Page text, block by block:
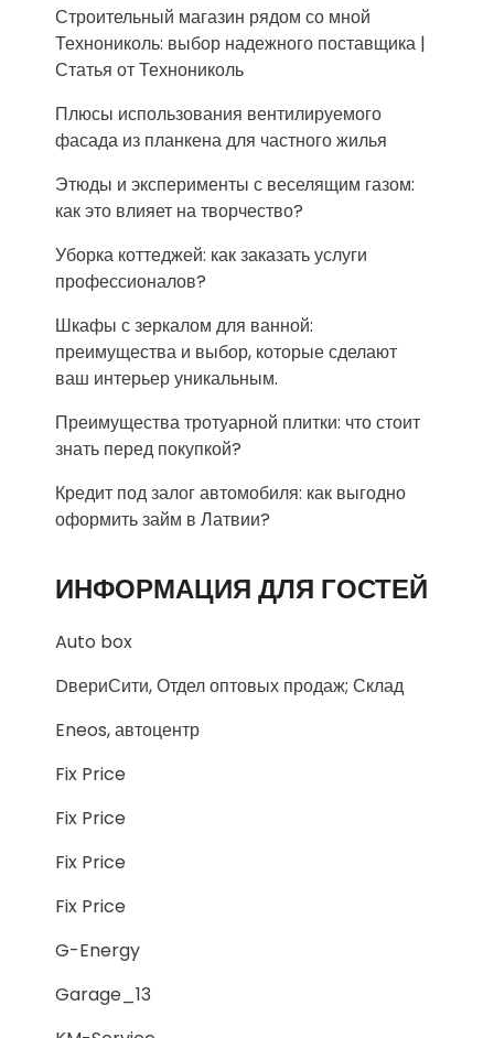
Строительный магазин рядом со мной
Технониколь: выбор надежного поставщика |
Статья от Технониколь
Плюсы использования вентилируемого
фасада из планкена для частного жилья
Этюды и эксперименты с веселящим газом:
как это влияет на творчество?
Уборка коттеджей: как заказать услуги
профессионалов?
Шкафы с зеркалом для ванной:
преимущества и выбор, которые сделают
ваш интерьер уникальным.
Преимущества тротуарной плитки: что стоит
знать перед покупкой?
Кредит под залог автомобиля: как выгодно
оформить займ в Латвии?
ИНФОРМАЦИЯ ДЛЯ ГОСТЕЙ
Auto box
DвериСити, Отдел оптовых продаж; Склад
Eneos, автоцентр
Fix Price
Fix Price
Fix Price
Fix Price
G-Energy
Garage_13